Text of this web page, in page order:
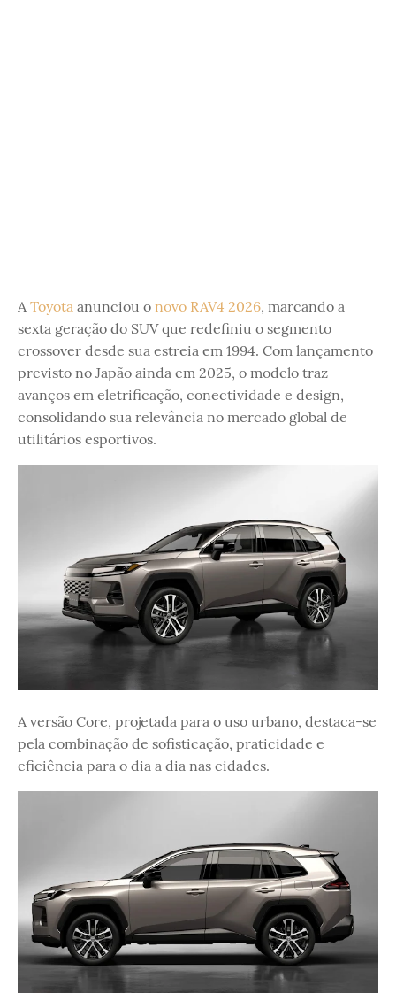
A Toyota anunciou o novo RAV4 2026, marcando a
sexta geração do SUV que redefiniu o segmento
crossover desde sua estreia em 1994. Com lançamento
previsto no Japão ainda em 2025, o modelo traz
avanços em eletrificação, conectividade e design,
consolidando sua relevância no mercado global de
utilitários esportivos.
A versão Core, projetada para o uso urbano, destaca-se
pela combinação de sofisticação, praticidade e
eficiência para o dia a dia nas cidades.